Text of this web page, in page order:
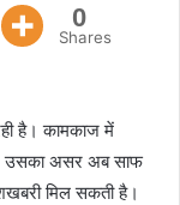
0
Shares
है। कामकाज में
उसका असर अब साफ
मिल सकती है।